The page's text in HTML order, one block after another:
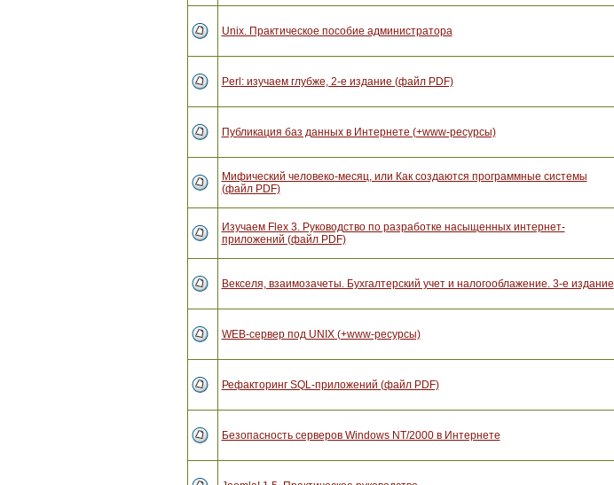
Unix. Практическое пособие администратора
Perl: изучаем глубже, 2-е издание (файл PDF)
Публикация баз данных в Интернете (+www-ресурсы)
Мифический человеко-месяц, или Как создаются программные системы
(файл PDF)
Изучаем Flex 3. Руководство по разработке насыщенных интернет-
приложений (файл PDF)
Векселя, взаимозачеты. Бухгалтерский учет и налогооблажение. 3-е издание
WEB-сервер под UNIX (+www-ресурсы)
Рефакторинг SQL-приложений (файл PDF)
Безопасность серверов Windows NT/2000 в Интернете